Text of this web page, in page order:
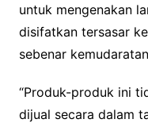
untuk mengenakan
disifatkan tersasar
sebenar
“Produk-produk ini
dijual secara dalam